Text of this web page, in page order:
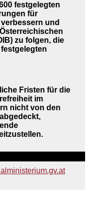
festgelegten
für
und
zu folgen, die
festgelegten
Fristen für die
im
nicht von den